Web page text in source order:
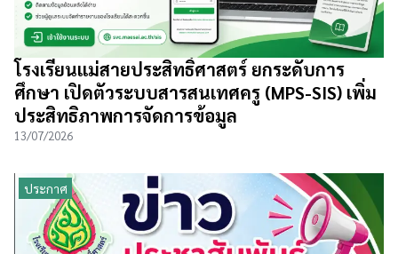
โรงเรียนแม่สายประสิทธิ์ศาสตร์ ยกระดับการ
ศึกษา เปิดตัวระบบสารสนเทศครู (MPS-SIS) เพิ่ม
ประสิทธิภาพการจัดการข้อมูล
13/07/2026
ประกาศ